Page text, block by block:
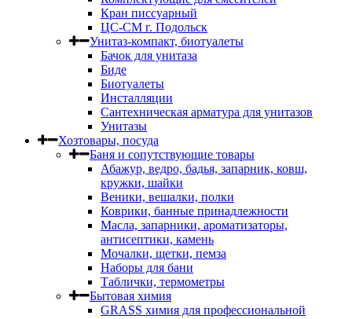
Кран писсуарный
ЦС-СМ г. Подольск
Унитаз-компакт, биотуалеты
Бачок для унитаза
Биде
Биотуалеты
Инсталляции
Сантехническая арматура для унитазов
Унитазы
Хозтовары, посуда
Баня и сопутствующие товары
Абажур, ведро, бадья, запарник, ковш,
кружки, шайки
Веники, вешалки, полки
Коврики, банные принадлежности
Масла, запарники, ароматизаторы,
антисептики, камень
Мочалки, щетки, пемза
Наборы для бани
Таблички, термометры
Бытовая химия
GRASS химия для профессиональной